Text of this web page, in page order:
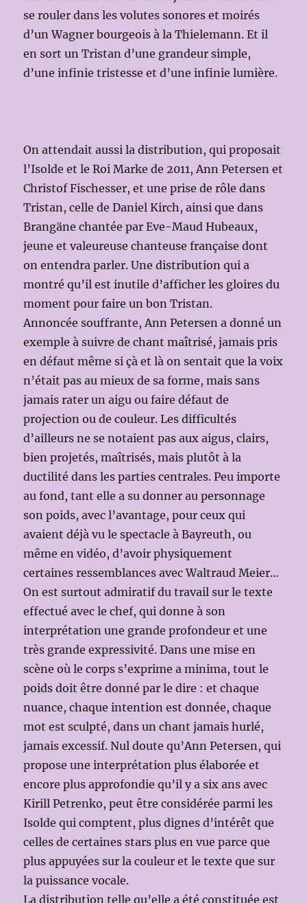
se rouler dans les volutes sonores et moirés
d’un Wagner bourgeois à la Thielemann. Et il
en sort un Tristan d’une grandeur simple,
d’une infinie tristesse et d’une infinie lumière.
On attendait aussi la distribution, qui proposait
l’Isolde et le Roi Marke de 2011, Ann Petersen et
Christof Fischesser, et une prise de rôle dans
Tristan, celle de Daniel Kirch, ainsi que dans
Brangäne chantée par Eve-Maud Hubeaux,
jeune et valeureuse chanteuse française dont
on entendra parler. Une distribution qui a
montré qu’il est inutile d’afficher les gloires du
moment pour faire un bon Tristan.
Annoncée souffrante, Ann Petersen a donné un
exemple à suivre de chant maîtrisé, jamais pris
en défaut même si çà et là on sentait que la voix
n’était pas au mieux de sa forme, mais sans
jamais rater un aigu ou faire défaut de
projection ou de couleur. Les difficultés
d’ailleurs ne se notaient pas aux aigus, clairs,
bien projetés, maîtrisés, mais plutôt à la
ductilité dans les parties centrales. Peu importe
au fond, tant elle a su donner au personnage
son poids, avec l’avantage, pour ceux qui
avaient déjà vu le spectacle à Bayreuth, ou
même en vidéo, d’avoir physiquement
certaines ressemblances avec Waltraud Meier…
On est surtout admiratif du travail sur le texte
effectué avec le chef, qui donne à son
interprétation une grande profondeur et une
très grande expressivité. Dans une mise en
scène où le corps s’exprime a minima, tout le
poids doit être donné par le dire : et chaque
nuance, chaque intention est donnée, chaque
mot est sculpté, dans un chant jamais hurlé,
jamais excessif. Nul doute qu’Ann Petersen, qui
propose une interprétation plus élaborée et
encore plus approfondie qu’il y a six ans avec
Kirill Petrenko, peut être considérée parmi les
Isolde qui comptent, plus dignes d’intérêt que
celles de certaines stars plus en vue parce que
plus appuyées sur la couleur et le texte que sur
la puissance vocale.
La distribution telle qu’elle a été constituée est